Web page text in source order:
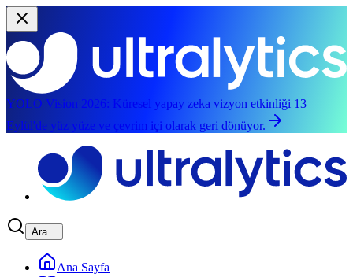
YOLO Vision 2026: Küresel yapay zeka vizyon etkinliği 13
Eylül'de yüz yüze ve çevrim içi olarak geri dönüyor.
Ara...
Ana Sayfa